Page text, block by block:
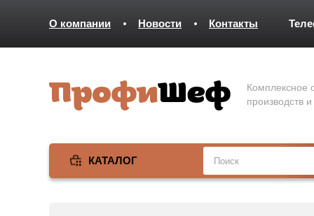
О компании Новости Контакты
Комплексное
производств
КАТАЛОГ